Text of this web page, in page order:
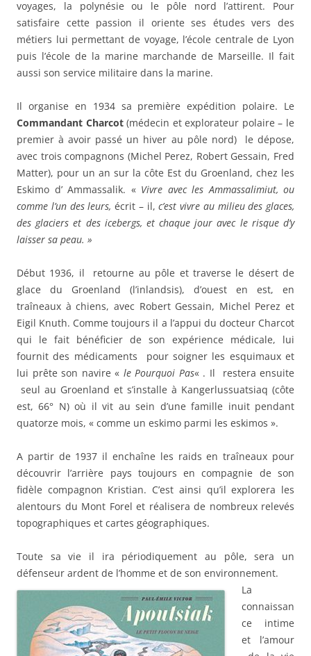
voyages, la polynésie ou le pôle nord l’attirent. Pour
satisfaire cette passion il oriente ses études vers des
métiers lui permettant de voyage, l’école centrale de Lyon
puis l’école de la marine marchande de Marseille. Il fait
aussi son service militaire dans la marine.
Il organise en 1934 sa première expédition polaire. Le
Commandant Charcot(médecin et explorateur polaire – le
premier à avoir passé un hiver au pôle nord) le dépose,
avec trois compagnons (Michel Perez, Robert Gessain, Fred
Matter), pour un an sur la côte Est du Groenland, chez les
Eskimo d’ Ammassalik. « Vivre avec les Ammassalimiut, ou
comme l’un des leurs, écrit – il, c’est vivre au milieu des glaces,
des glaciers et des icebergs, et chaque jour avec le risque d’y
laisser sa peau. »
Début 1936, il retourne au pôle et traverse le désert de
glace du Groenland (l’inlandsis), d’ouest en est, en
traîneaux à chiens, avec Robert Gessain, Michel Perez et
Eigil Knuth. Comme toujours il a l’appui du docteur Charcot
qui le fait bénéficier de son expérience médicale, lui
fournit des médicaments pour soigner les esquimaux et
lui prête son navire « le Pourquoi Pas« . Il restera ensuite
seul au Groenland et s’installe à Kangerlussuatsiaq (côte
est, 66° N) où il vit au sein d’une famille inuit pendant
quatorze mois, « comme un eskimo parmi les eskimos ».
A partir de 1937 il enchaîne les raids en traîneaux pour
découvrir l’arrière pays toujours en compagnie de son
fidèle compagnon Kristian. C’est ainsi qu’il explorera les
alentours du Mont Forel et réalisera de nombreux relevés
topographiques et cartes géographiques.
Toute sa vie il ira périodiquement au pôle, sera un
défenseur ardent de l’homme et de son environnement.
La
connaissan
ce intime
et l’amour